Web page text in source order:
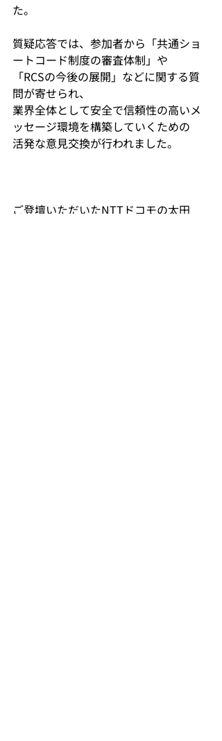
た。
質疑応答では、参加者から「共通ショ
ートコード制度の審査体制」や
「RCSの今後の展開」などに関する質
問が寄せられ、
業界全体として安全で信頼性の高いメ
ッセージ環境を構築していくための
活発な意見交換が行われました。
ご登壇いただいたNTTドコモの太田